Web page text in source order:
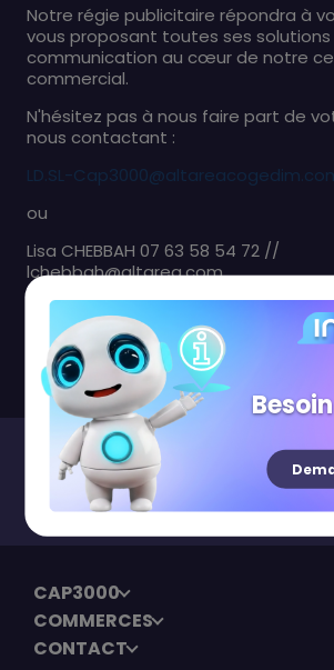
Notre régie publicitaire répondra à
vous proposant toutes ses solutions
communication au cœur de notre
commercial.
N'hésitez pas à nous faire part de
nous contactant :
LD.SL-
ou
Lisa CHEBBAH 07 63 58 54 72 //
lchebbah@altarea.com
Laure DEJARDIN : 06 74 79 92 53 //
ldejardin@altarea.com
Newsletter S'inscrire
CAP3000
COMMERCES
CONTACT